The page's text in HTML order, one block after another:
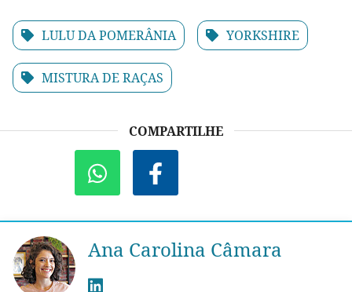
LULU DA POMERÂNIA YORKSHIRE
MISTURA DE RAÇAS
COMPARTILHE
Ana Carolina Câmara